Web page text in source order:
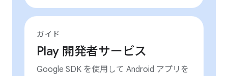
ガイド
Play 開発者サービス
Google SDK を使用して Android アプリを